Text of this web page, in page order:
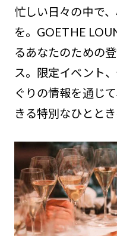
忙しい日々の中で
を。GOETHE
るあなたのための
ス。限定イベント
ぐりの情報を通じ
きる特別なひととき